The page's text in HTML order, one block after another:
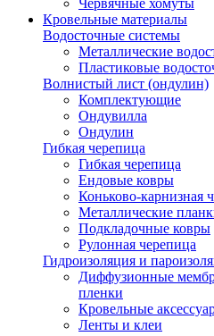
Червячные хомуты
Кровельные материалы
Водосточные системы
Металлические
Пластиковые
Волнистый лист (ондулин)
Комплектующие
Ондувилла
Ондулин
Гибкая черепица
Гибкая черепица
Ендовые ковры
Коньково-карнизная
Металлические
Подкладочные ковры
Рулонная черепица
Гидроизоляция и
Диффузионные
пленки
Кровельные
Ленты и клеи